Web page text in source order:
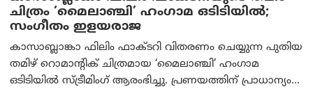
ചിത്രം ‘മൈലാഞ്ചി’ ഹംഗാമ ഒടിടിയിൽ;
സംഗീതം ഇളയരാജ
കാസാബ്ലാങ്കാ ഫിലിം ഫാക്ടറി വിതരണം ചെയ്യുന്ന പുതിയ
തമിഴ് റൊമാന്റിക് ചിത്രമായ ‘മൈലാഞ്ചി’ ഹംഗാമ
ഒടിടിയിൽ സ്ട്രീമിംഗ് ആരംഭിച്ചു. പ്രണയത്തിന് പ്രാധാന്യം...